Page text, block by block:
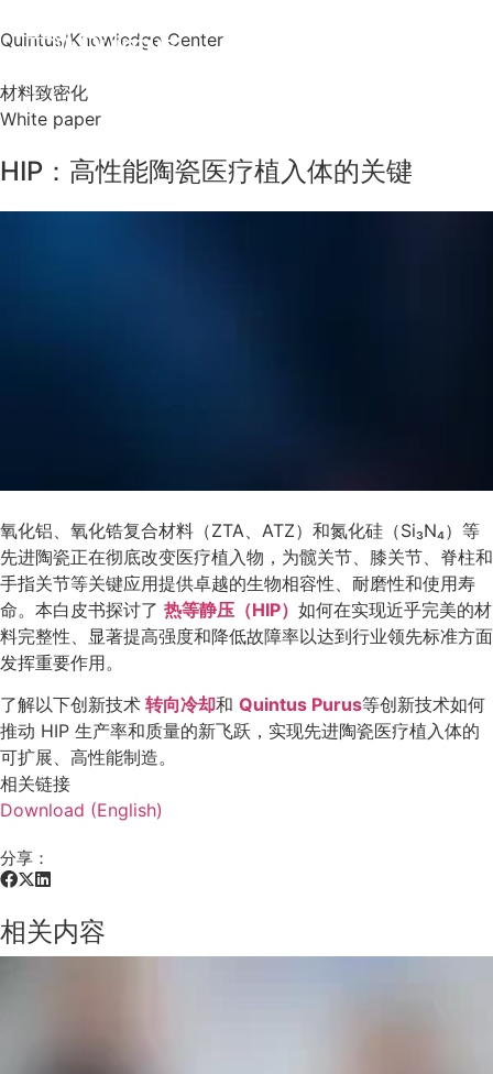
Quintus/Knowledge Center
材料致密化
White paper
HIP：高性能陶瓷医疗植入体的关键
氧化铝、氧化锆复合材料（ZTA、ATZ）和氮化硅（Si₃N₄）等
先进陶瓷正在彻底改变医疗植入物，为髋关节、膝关节、脊柱和
手指关节等关键应用提供卓越的生物相容性、耐磨性和使用寿
命。本白皮书探讨了 热等静压（HIP） 如何在实现近乎完美的材
料完整性、显著提高强度和降低故障率以达到行业领先标准方面
发挥重要作用。
了解以下创新技术 转向冷却和 Quintus Purus等创新技术如何
推动 HIP 生产率和质量的新飞跃，实现先进陶瓷医疗植入体的
可扩展、高性能制造。
相关链接
Download (English)
分享：
相关内容